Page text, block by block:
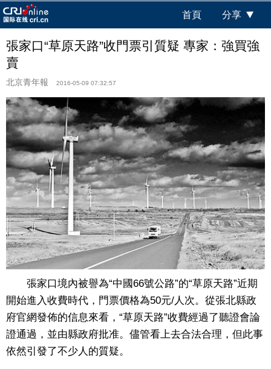
首頁 分享
張家口“草原天路”收門票引質疑 專家：強買強
賣
北京青年報 2016-05-09 07:32:57
張家口境內被譽為“中國66號公路”的“草原天路”近期
開始進入收費時代，門票價格為50元/人次。從張北縣政
府官網發佈的信息來看，“草原天路”收費經過了聽證會論
證通過，並由縣政府批准。儘管看上去合法合理，但此事
依然引發了不少人的質疑。